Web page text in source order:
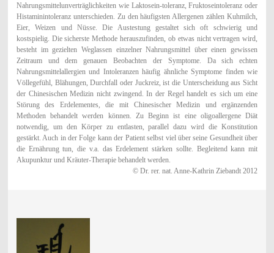
Nahrungsmittelunverträglichkeiten wie Laktosein-toleranz, Fruktoseintoleranz oder
Histaminintoleranz unterschieden. Zu den häufigsten Allergenen zählen Kuhmilch,
Eier, Weizen und Nüsse. Die Austestung gestaltet sich oft schwierig und
kostspielig. Die sicherste Methode herauszufinden, ob etwas nicht vertragen wird,
besteht im gezielten Weglassen einzelner Nahrungsmittel über einen gewissen
Zeitraum und dem genauen Beobachten der Symptome. Da sich echten
Nahrungsmittelallergien und Intoleranzen häufig ähnliche Symptome finden wie
Völlegefühl, Blähungen, Durchfall oder Juckreiz, ist die Unterscheidung aus Sicht
der Chinesischen Medizin nicht zwingend. In der Regel handelt es sich um eine
Störung des Erdelementes, die mit Chinesischer Medizin und ergänzenden
Methoden behandelt werden können. Zu Beginn ist eine oligoallergene Diät
notwendig, um den Körper zu entlasten, parallel dazu wird die Konstitution
gestärkt. Auch in der Folge kann der Patient selbst viel über seine Gesundheit über
die Ernährung tun, die v.a. das Erdelement stärken sollte. Begleitend kann mit
Akupunktur und Kräuter-Therapie behandelt werden.
© Dr. rer. nat. Anne-Kathrin Ziebandt 2012